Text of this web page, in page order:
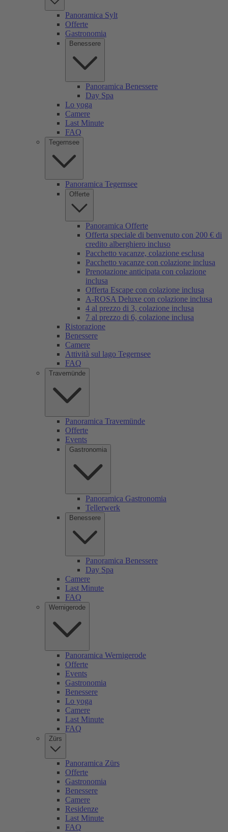
Panoramica Sylt
Offerte
Gastronomia
Benessere
Panoramica Benessere
Day Spa
Lo yoga
Camere
Last Minute
FAQ
Tegernsee
Panoramica Tegernsee
Offerte
Panoramica Offerte
Offerta speciale di benvenuto con 200 € di
credito alberghiero incluso
Pacchetto vacanze, colazione esclusa
Pacchetto vacanze con colazione inclusa
Prenotazione anticipata con colazione
inclusa
Offerta Escape con colazione inclusa
A-ROSA Deluxe con colazione inclusa
4 al prezzo di 3, colazione inclusa
7 al prezzo di 6, colazione inclusa
Ristorazione
Benessere
Camere
Attività sul lago Tegernsee
FAQ
Travemünde
Panoramica Travemünde
Offerte
Events
Gastronomia
Panoramica Gastronomia
Tellerwerk
Benessere
Panoramica Benessere
Day Spa
Camere
Last Minute
FAQ
Wernigerode
Panoramica Wernigerode
Offerte
Events
Gastronomia
Benessere
Lo yoga
Camere
Last Minute
FAQ
Zürs
Panoramica Zürs
Offerte
Gastronomia
Benessere
Camere
Residenze
Last Minute
FAQ